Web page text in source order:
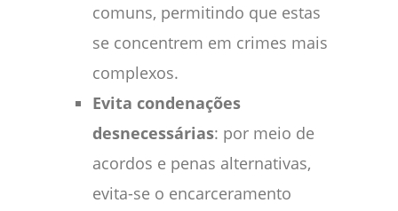
comuns, permitindo que estas
se concentrem em crimes mais
complexos.
Evita condenações
desnecessárias: por meio de
acordos e penas alternativas,
evita-se o encarceramento